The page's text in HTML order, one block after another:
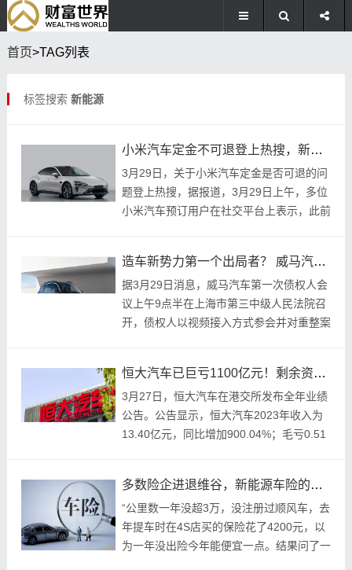
首页>TAG列表
标签搜索 新能源
​小米汽车定金不可退登上热搜，新车大定88898台是否真实！
3月29日，关于小米汽车定金是否可退的问
题登上热搜，据报道，3月29日上午，多位
小米汽车预订用户在社交平台上表示，此前
造车新势力第一个出局者？ 威马汽车负债超过200亿，传公司多位高层被抓
据3月29日消息，威马汽车第一次债权人会
议上午9点半在上海市第三中级人民法院召
开，债权人以视频接入方式参会并对重整案
恒大汽车已巨亏1100亿元！剩余资金只够支撑1年！
3月27日，恒大汽车在港交所发布全年业绩
公告。公告显示，恒大汽车2023年收入为
13.40亿元，同比增加900.04%；毛亏0.51
多数险企进退维谷，新能源车险的破局之道在何方？
“公里数一年没超3万，没注册过顺风车，去
年提车时在4S店买的保险花了4200元，以
为一年没出险今年能便宜一点。结果问了一